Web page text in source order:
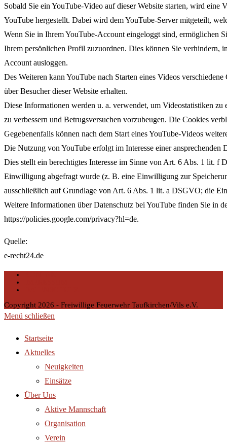
Sobald Sie ein YouTube-Video auf dieser Website starten, wird eine
YouTube hergestellt. Dabei wird dem YouTube-Server mitgeteilt,
Wenn Sie in Ihrem YouTube-Account eingeloggt sind, ermöglichen
Ihrem persönlichen Profil zuzuordnen. Dies können Sie verhindern,
Account ausloggen.
Des Weiteren kann YouTube nach Starten eines Videos
über Besucher dieser Website erhalten.
Diese Informationen werden u. a. verwendet, um Videostatistiken
zu verbessern und Betrugsversuchen vorzubeugen. Die Cookies
Gegebenenfalls können nach dem Start eines YouTube-Videos
Die Nutzung von YouTube erfolgt im Interesse einer ansprechenden
Dies stellt ein berechtigtes Interesse im Sinne von Art. 6 Abs. 1 lit. f
Einwilligung abgefragt wurde (z. B. eine Einwilligung zur
ausschließlich auf Grundlage von Art. 6 Abs. 1 lit. a DSGVO; die
Weitere Informationen über Datenschutz bei YouTube finden Sie in
https://policies.google.com/privacy?hl=de.
Quelle:
e-recht24.de
Copyright 2026 - Freiwillige Feuerwehr Taufkirchen/Vils e.V.
Menü schließen
Startseite
Aktuelles
Neuigkeiten
Einsätze
Über Uns
Aktive Mannschaft
Organisation
Verein